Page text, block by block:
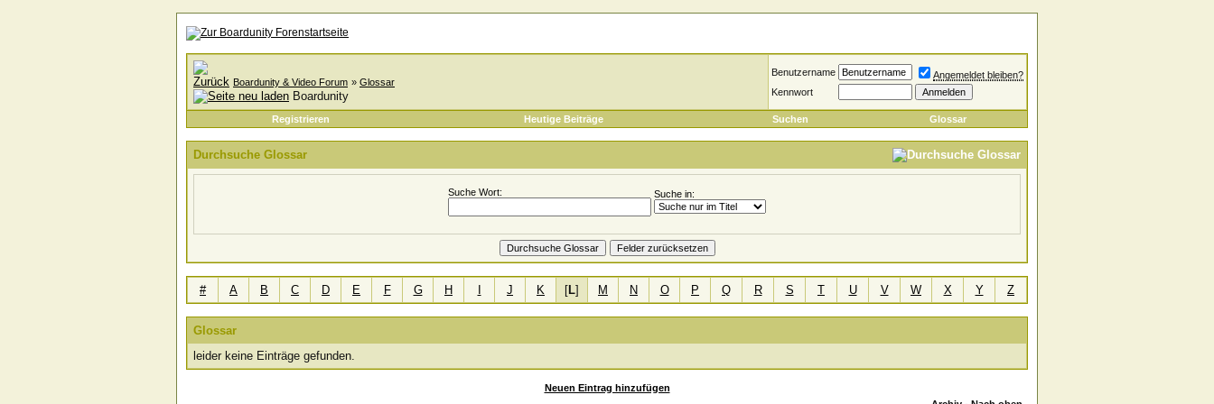
Boardunity & Video Forum » Glossar
Boardunity
Benutzername
Angemeldet bleiben?
Kennwort
Registrieren Heutige Beiträge Suchen Glossar
Durchsuche Glossar
Suche Wort: Suche in:
# A B C D E F G H J K [L] M N O P Q R S T U V W X Y Z
Glossar
leider keine Einträge gefunden.
Neuen Eintrag hinzufügen